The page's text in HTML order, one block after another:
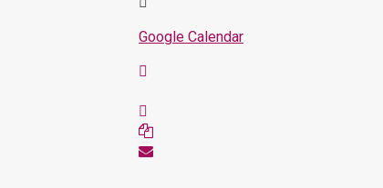
Google Calendar